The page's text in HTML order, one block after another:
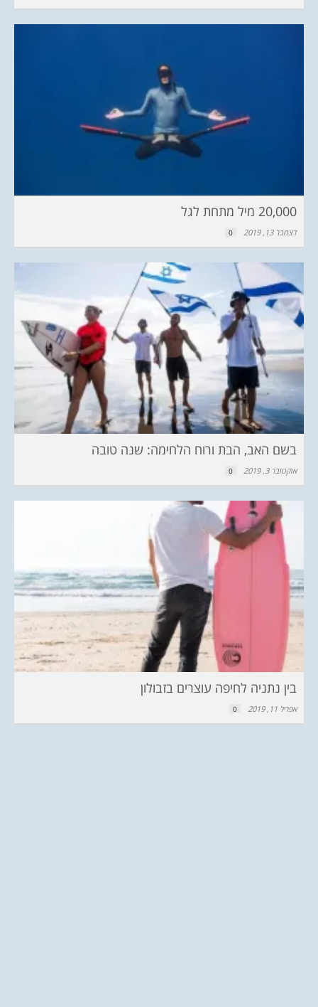
20,000 מיל מתחת לגל
דצמבר 13, 2019 0
בשם האב, הבת ורוח הלחימה: שנה טובה
אוקטובר 3, 2019 0
בין נתניה לחיפה עוצרים בזבולון
אפריל 11, 2019 0